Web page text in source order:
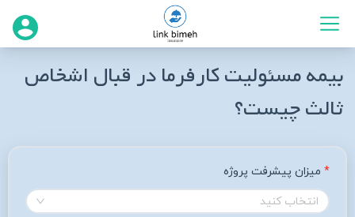
بیمه مسئولیت کارفرما در قبال اشخاص
ثالث چیست؟
میزان پیشرفت پروژه
انتخاب کنید